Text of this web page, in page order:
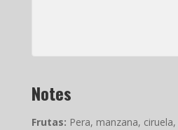
Notes
Frutas: Pera, manzana,